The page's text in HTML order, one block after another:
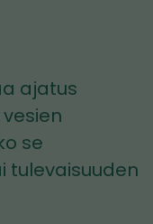
ajatus
se
tulevaisuuden